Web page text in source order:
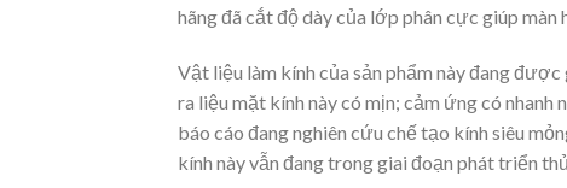
hãng đã cắt độ dày của lớp phân cực giúp màn
Vật liệu làm kính của sản phẩm này đang
ra liệu mặt kính này có mịn; cảm ứng có
báo cáo đang nghiên cứu chế tạo kính siêu
kính này vẫn đang trong giai đoạn phát triển